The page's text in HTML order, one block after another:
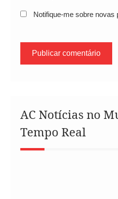
Notifique-me sobre novas
AC Notícias no
Tempo Real